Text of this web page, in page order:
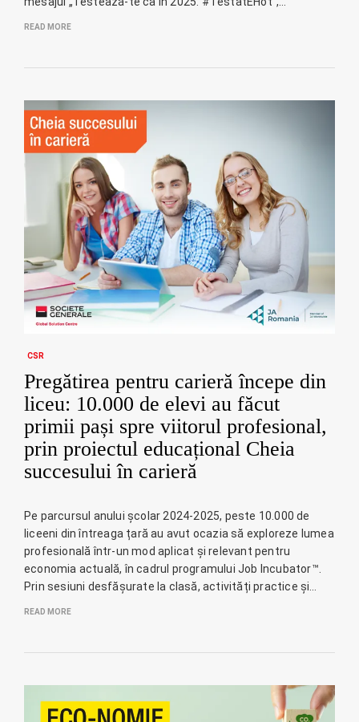
READ MORE
CSR
Pregătirea pentru carieră începe din
liceu: 10.000 de elevi au făcut
primii pași spre viitorul profesional,
prin proiectul educațional Cheia
succesului în carieră
Pe parcursul anului școlar 2024-2025, peste 10.000 de
liceeni din întreaga țară au avut ocazia să exploreze lumea
profesională într-un mod aplicat și relevant pentru
economia actuală, în cadrul programului Job Incubator™.
Prin sesiuni desfășurate la clasă, activități practice și…
READ MORE